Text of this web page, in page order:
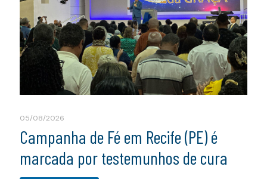
05/08/2026
Campanha de Fé em Recife (PE) é
marcada por testemunhos de cura